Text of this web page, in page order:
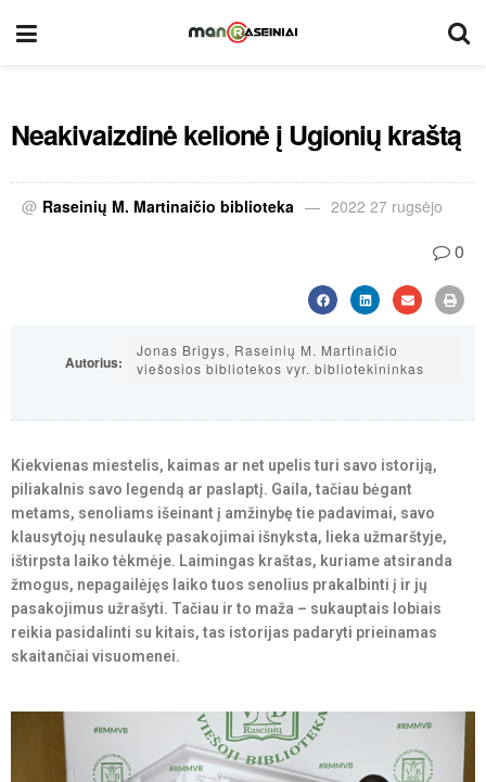
Neakivaizdinė kelionė į Ugionių kraštą
@ Raseinių M. Martinaičio biblioteka 2022 27 rugsėjo
0
Autorius:
Jonas Brigys, Raseinių M. Martinaičio
viešosios bibliotekos vyr. bibliotekininkas
Kiekvienas miestelis, kaimas ar net upelis turi savo istoriją,
piliakalnis savo legendą ar paslaptį. Gaila, tačiau bėgant
metams, senoliams išeinant į amžinybę tie padavimai, savo
klausytojų nesulaukę pasakojimai išnyksta, lieka užmarštyje,
ištirpsta laiko tėkmėje. Laimingas kraštas, kuriame atsiranda
žmogus, nepagailėjęs laiko tuos senolius prakalbinti į ir jų
pasakojimus užrašyti. Tačiau ir to maža – sukauptais lobiais
reikia pasidalinti su kitais, tas istorijas padaryti prieinamas
skaitančiai visuomenei.